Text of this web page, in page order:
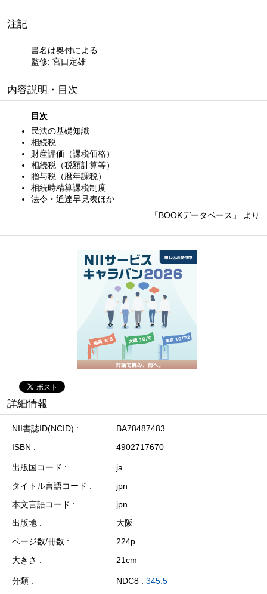
注記
書名は奥付による
監修: 宮口定雄
内容説明・目次
目次
民法の基礎知識
相続税
財産評価（課税価格）
相続税（税額計算等）
贈与税（暦年課税）
相続時精算課税制度
法令・通達早見表ほか
「BOOKデータベース」 より
詳細情報
NII書誌ID(NCID)
BA78487483
ISBN
4902717670
出版国コード
ja
タイトル言語コード
jpn
本文言語コード
jpn
出版地
大阪
ページ数/冊数
224p
大きさ
21cm
分類 NDC8 : 345.5